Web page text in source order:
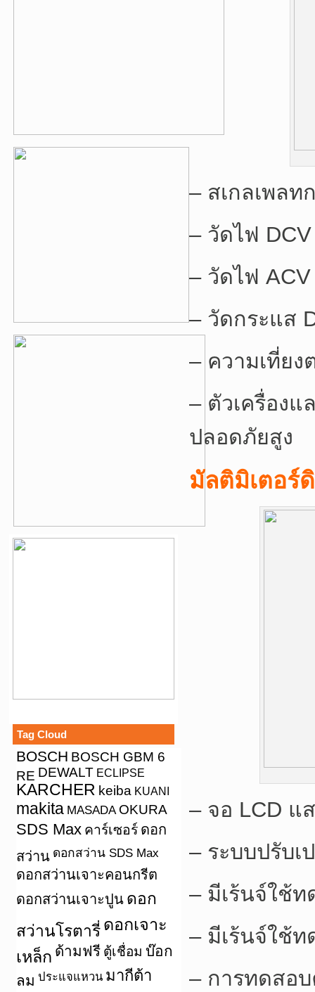
Tag Cloud
BOSCH BOSCH GBM 6
RE DEWALT ECLIPSE
KARCHER keiba KUANI
makita MASADA OKURA
SDS Max คาร์เซอร์ ดอก
สว่าน ดอกสว่าน SDS Max
ดอกสว่านเจาะคอนกรีต
ดอกสว่านเจาะปูน ดอก
สว่านโรตารี่ ดอกเจาะ
เหล็ก ด้ามฟรี ตู้เชื่อม บ๊อก
ลม ประแจแหวน มากีต้า
– สเกลเพลท
– วัดไฟ
– วัดไฟ
– วัดกระแส
– ความเที่ยง
– ตัวเครื่อง
ปลอดภัยสูง
มัลติมิเตอร์
– จอ LCD แ
– ระบบปรับเ
– มีเร้นจ์ใช้
– มีเร้นจ์ใช้ท
– การทดสอ